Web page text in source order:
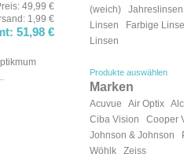
(weich)
Linsen
Farbige
Linsen
Produkte auswählen
Marken
Acuvue Air Optix
Ciba Vision
Cooper
Johnson & Johnson
Wöhlk
Zeiss
49,99 €
1,99 €
51,98 €